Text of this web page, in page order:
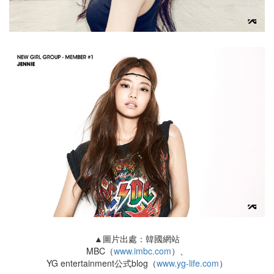
▲圖片出處：韓國網站
MBC（www.imbc.com）、
YG entertainment公式blog（www.yg-life.com）